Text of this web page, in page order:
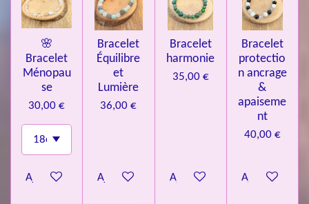
🌸
Bracelet
Ménopau
se
30,00 €
Ajouter au panier
Bracelet
Équilibre
et
Lumière
36,00 €
Ajouter au panier
Bracelet
harmonie
35,00 €
Ajouter au panier
Bracelet
protectio
n ancrage
&
apaiseme
nt
40,00 €
Ajouter au